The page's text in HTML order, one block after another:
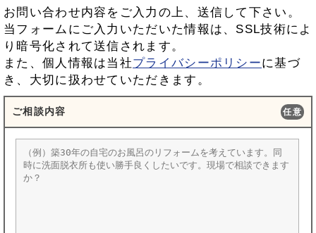
お問い合わせ内容をご入力の上、送信して下さい。
当フォームにご入力いただいた情報は、SSL技術によ
り暗号化されて送信されます。
また、個人情報は当社プライバシーポリシーに基づ
き、大切に扱わせていただきます。
ご相談内容 任意